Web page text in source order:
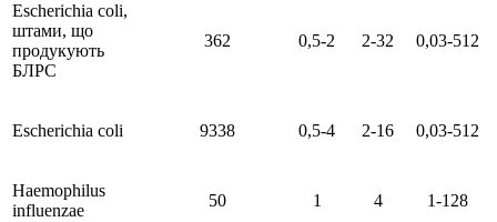
Escherichia coli,
штами, що
продукують
БЛРС
362 0,5-2 2-32 0,03-512
Escherichia coli 9338 0,5-4 2-16 0,03-512
Haemophilus
influenzae
50 1 4 1-128